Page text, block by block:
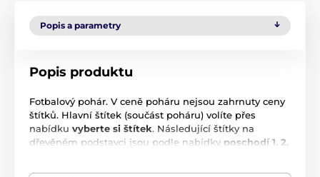
Popis a parametry
Popis produktu
Fotbalový pohár. V ceně poháru nejsou zahrnuty ceny
štítků. Hlavní štítek (součást poháru) volíte přes
nabídku vyberte si štítek. Následující štítky na
dřevěném podstavci jsou podle nabídky poschodí 1, 2,